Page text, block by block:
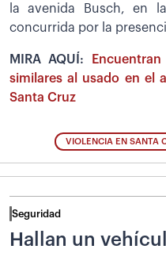
la avenida Busch, en
concurrida por la
MIRA AQUÍ:
similares al usado en el
Santa Cruz
VIOLENCIA EN SANTA
Seguridad
Hallan un